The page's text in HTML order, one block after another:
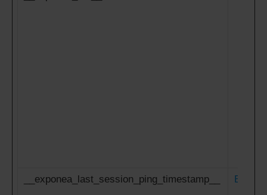
__exponea_last_session_ping_timestamp__